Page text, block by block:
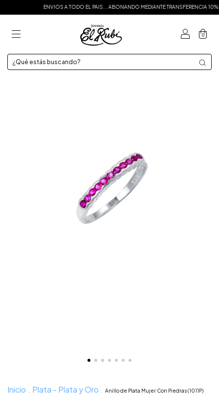
ENVIOS A TODO EL PAIS... ABONANDO MEDIANTE TRANSFERENCIA 10% OFF
0
Inicio Plata - Plata y Oro Anillo de Plata Mujer Con Piedras (1011P)